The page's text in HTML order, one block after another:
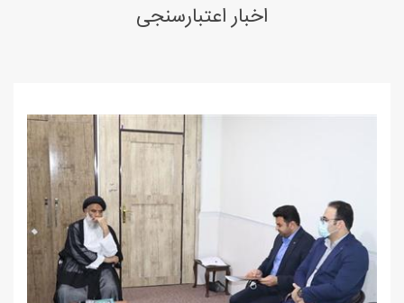
اخبار اعتبارسنجی